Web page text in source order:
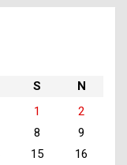
S
N
1
2
8
9
15
16